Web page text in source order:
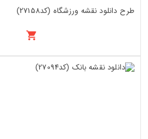
طرح دانلود نقشه ورزشگاه (کد27158)